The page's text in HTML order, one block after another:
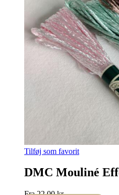
Tilføj som favorit
DMC Mouliné